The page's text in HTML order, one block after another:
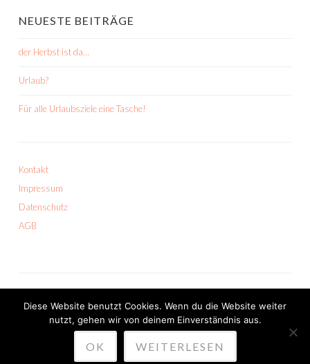
NEUESTE BEITRÄGE
der Herbst ist da…
Urlaub?
Für alle Urlaubsziele eine Tasche!
Kontakt
Impressum
Datenschutz
AGB
PROUDLY POWERED BY WORDPRESS
THEME: SKETCH VON WORDPRESS.COM
Diese Website benutzt Cookies. Wenn du die Website weiter
nutzt, gehen wir von deinem Einverständnis aus.
OK WEITERLESEN